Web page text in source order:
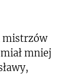
mistrzów
mniej